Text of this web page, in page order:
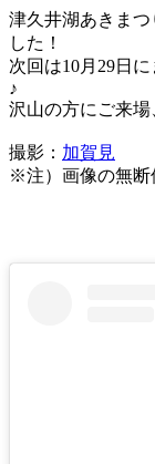
津久井湖あきまつ
した！
次回は10月29日
♪
沢山の方にご来場
撮影： 加賀見
※注）画像の無断